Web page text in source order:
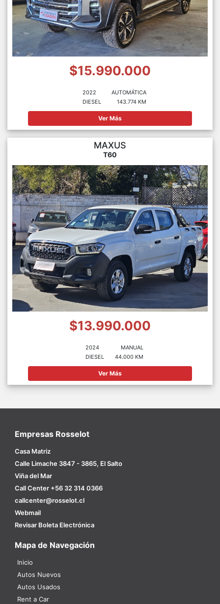
$15.990.000
2022
DIESEL
AUTOMÁTICA
143.774 KM
Ver Más
MAXUS
T60
$13.990.000
2024
DIESEL
MANUAL
44.000 KM
Ver Más
Empresas Rosselot
Casa Matriz
Calle Limache 3847 - 3865, El Salto
Viña del Mar
Call Center +56 32 314 0366
callcenter@rosselot.cl
Webmail
Revisar Boleta Electrónica
Mapa de Navegación
Inicio
Autos Nuevos
Autos Usados
Rent a Car